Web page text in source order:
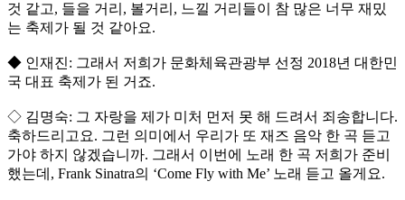
것 같고, 들을 거리, 볼거리, 느낄 거리들이 참 많은 너무 재밌
는 축제가 될 것 같아요.
◆ 인재진: 그래서 저희가 문화체육관광부 선정 2018년 대한민
국 대표 축제가 된 거죠.
◇ 김명숙: 그 자랑을 제가 미처 먼저 못 해 드려서 죄송합니다.
축하드리고요. 그런 의미에서 우리가 또 재즈 음악 한 곡 듣고
가야 하지 않겠습니까. 그래서 이번에 노래 한 곡 저희가 준비
했는데, Frank Sinatra의 ‘Come Fly with Me’ 노래 듣고 올게요.